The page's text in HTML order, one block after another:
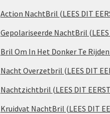
Action NachtBril (LEES DIT
Gepolariseerde NachtBril (LEES
Bril Om In Het Donker Te Rijden
Nacht Overzetbril (LEES DIT
Nachtzichtbril (LEES DIT
Kruidvat NachtBril (LEES DIT